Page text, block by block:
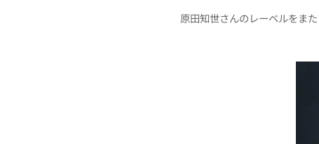
原田知世さんのレーベルをま